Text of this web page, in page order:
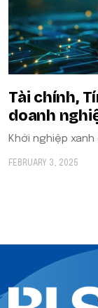
Tài chính,
doanh
Khởi nghiệp
FEBRUARY 3, 2025